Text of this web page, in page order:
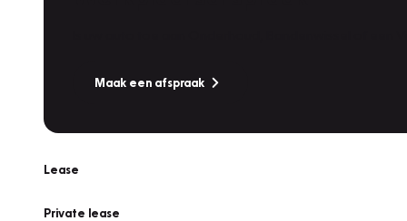
Maak een afspraak
Lease
Private lease